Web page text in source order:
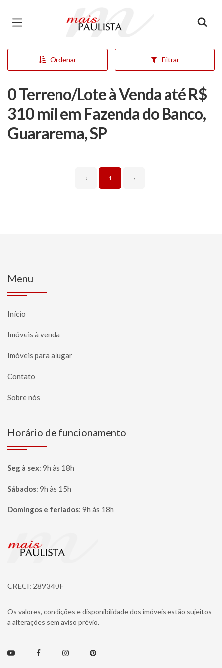
Página inicial
Ordenar Filtrar
0 Terreno/Lote à Venda até R$
310 mil em Fazenda do Banco,
Guararema, SP
‹ 1 ›
Menu
Início
Imóveis à venda
Imóveis para alugar
Contato
Sobre nós
Horário de funcionamento
Seg à sex: 9h às 18h
Sábados: 9h às 15h
Domingos e feriados: 9h às 18h
Página inicial
CRECI: 289340F
Os valores, condições e disponibilidade dos imóveis estão sujeitos
a alterações sem aviso prévio.
Youtube FacebookInstagramPinterest